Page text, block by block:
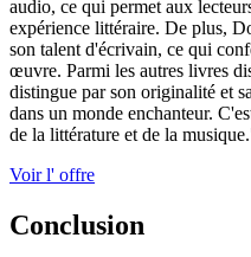
audio, ce qui permet aux
expérience littéraire. De plus,
son talent d'écrivain, ce qui
œuvre. Parmi les autres livres
distingue par son originalité et
dans un monde enchanteur.
de la littérature et de la
Voir l' offre
Conclusion